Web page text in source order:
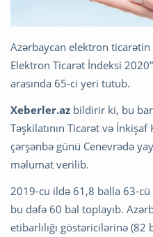
Azərbaycan elektron
Elektron Ticarət İndeksi
arasında 65-ci yeri tutub.
Xeberler.az bildirir ki, bu
Təşkilatının Ticarət və İnkişaf
çərşənbə günü Cenevrədə
məlumat verilib.
2019-cu ildə 61,8 balla 63-cü
bu dəfə 60 bal toplayıb.
etibarlılığı göstəricilərinə